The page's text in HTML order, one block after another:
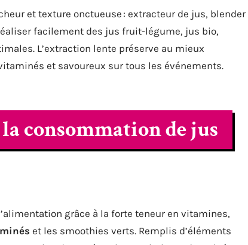
et texture onctueuse : extracteur de jus, blender
facilement des jus fruit-légume, jus bio,
L’extraction lente préserve au mieux
et savoureux sur tous les événements.
consommation de jus
grâce à la forte teneur en vitamines,
et les smoothies verts. Remplis d’éléments